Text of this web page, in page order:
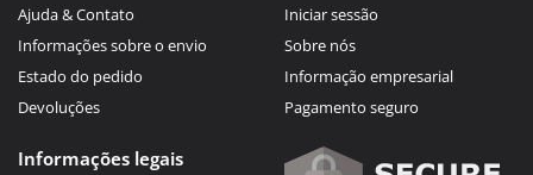
Ajuda & Contato
Informações sobre o envio
Estado do pedido
Devoluções
Iniciar sessão
Sobre nós
Informação empresarial
Pagamento seguro
Informações legais